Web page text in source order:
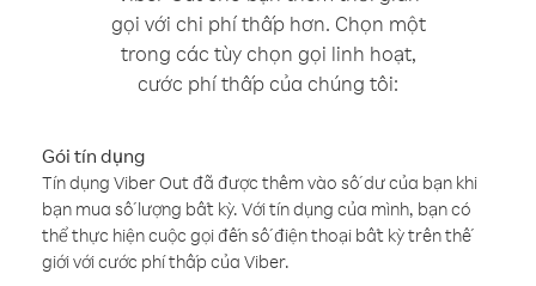
gọi với chi phí thấp hơn. Chọn một
trong các tùy chọn gọi linh hoạt,
cước phí thấp của chúng tôi:
Gói tín dụng
Tín dụng Viber Out đã được thêm vào số dư của bạn khi
bạn mua số lượng bất kỳ. Với tín dụng của mình, bạn có
thể thực hiện cuộc gọi đến số điện thoại bất kỳ trên thế
giới với cước phí thấp của Viber.